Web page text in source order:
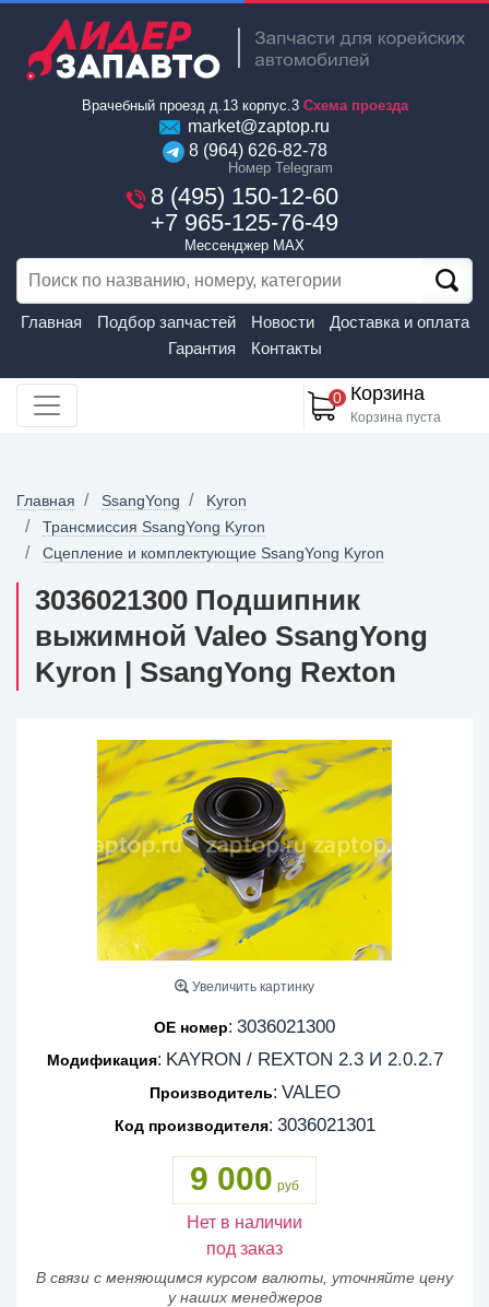
Врачебный проезд д.13 корпус.3 Схема проезда
market@zaptop.ru
8 (964) 626-82-78
Номер Telegram
8 (495) 150-12-60
+7 965-125-76-49
Мессенджер MAX
Главная Подбор запчастей Новости
Доставка и оплата
Гарантия
Контакты
0 Корзина
Корзина пуста
Главная SsangYong
Kyron
Трансмиссия SsangYong Kyron
Сцепление и комплектующие SsangYong Kyron
3036021300 Подшипник
выжимной Valeo SsangYong
Kyron | SsangYong Rexton
Увеличить картинку
OE номер: 3036021300
Модификация: KAYRON / REXTON 2.3 И 2.0.2.7
Производитель: VALEO
Код производителя: 3036021301
9 000 руб
Нет в наличии
под заказ
В связи с меняющимся курсом валюты, уточняйте цену
у наших менеджеров